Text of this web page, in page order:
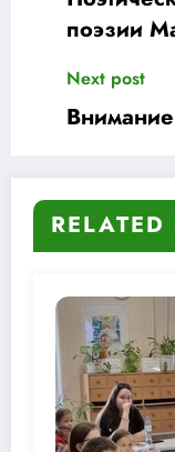
поэзии
Next post
RELATED